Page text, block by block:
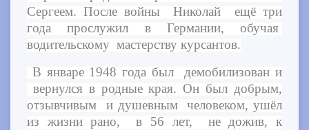
Сергеем. После войны Николай ещё три
года прослужил в Германии, обучая
водительскому мастерству курсантов.
В январе 1948 года был демобилизован и
вернулся в родные края. Он был добрым,
отзывчивым и душевным человеком, ушёл
из жизни рано, в 56 лет, не дожив, к